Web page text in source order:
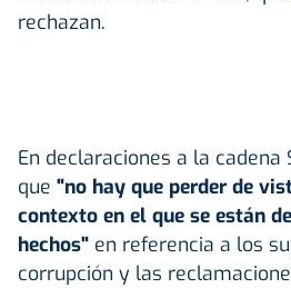
rechazan.
En declaraciones a la cadena
que "no hay que perder de
contexto en el que se están
hechos" en referencia a los
corrupción y las